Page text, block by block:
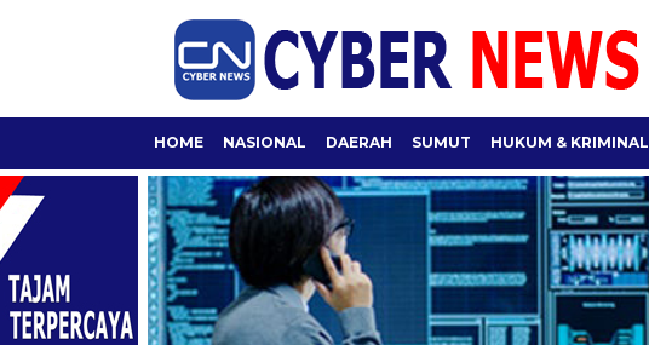
HOME NASIONAL DAERAH SUMUT HUKUM & KRIMINAL